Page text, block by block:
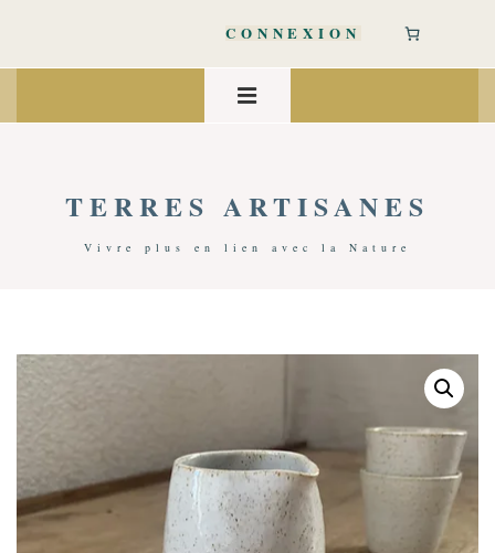
contenu
CONNEXION
TERRES ARTISANES
Vivre plus en lien avec la Nature